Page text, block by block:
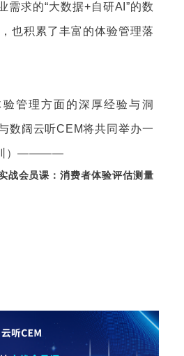
需求的“大数据+自研AI”的数
也积累了丰富的体验管理落
管理方面的深厚经验与洞
数阔云听CEM将共同 举办一
）————
战会员课：消费者体验评估测量